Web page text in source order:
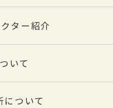
ター紹介
いて
について